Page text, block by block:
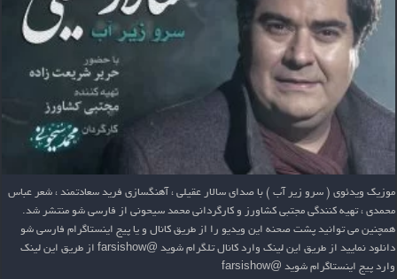
موزیک ویدئوی ( سرو زیر آب ) با صدای سالار عقیلی ، آهنگسازی فرید سعادتمند ، شعر عباس
محمدی ، تهیه کنندگی مجتبی کشاورز و کارگردانی محمد سیحونی از فارسی شو منتشر شد.
همچنین می توانید پشت صحنه این ویدیو را از طریق کانال و یا پیج اینستاگرام فارسی شو
دانلود نمایید از طریق این لینک وارد کانال تلگرام شوید @farsishow از طریق این لینک
وارد پیج اینستاگرام شوید @farsishow